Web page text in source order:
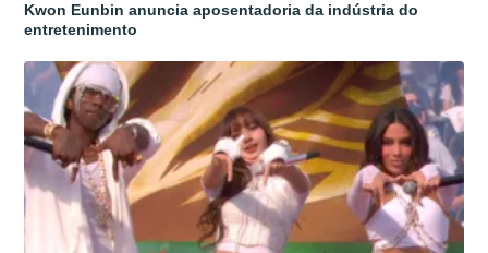
Kwon Eunbin anuncia aposentadoria da indústria do
entretenimento